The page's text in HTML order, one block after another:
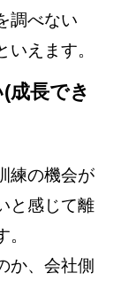
調べない
えます。
成長でき
練の機会が
と感じて離
か、会社側